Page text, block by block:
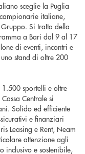
sceglie la Puglia
italiane,
Si tratta della
a Bari dal 9 al 17
di eventi, incontri e
stand di oltre 200
sportelli e oltre
Centrale si
Solido ed efficiente
e finanziari
Leasing e Rent, Neam
attenzione agli
inclusivo e sostenibile,